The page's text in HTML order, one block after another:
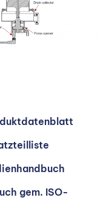
gem. ISO-